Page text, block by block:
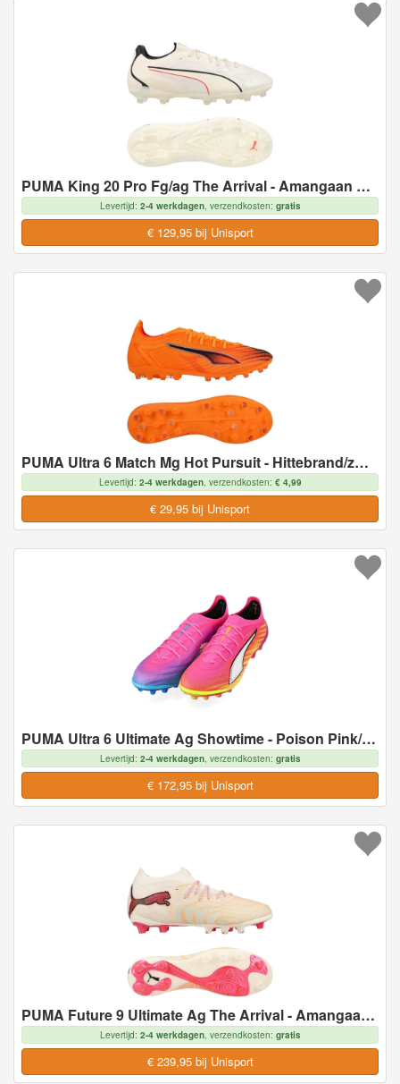
PUMA King 20 Pro Fg/ag The Arrival - Amangaan Met Suiker/zwart/ultra Red, maat 43
Levertijd: 2-4 werkdagen, verzendkosten: gratis
€ 129,95 bij Unisport
PUMA Ultra 6 Match Mg Hot Pursuit - Hittebrand/zwart/gloeiend Rood - Multi Ground (Mg), maat 43
Levertijd: 2-4 werkdagen, verzendkosten: € 4,99
€ 29,95 bij Unisport
PUMA Ultra 6 Ultimate Ag Showtime - Poison Pink/wit/sun Stream/blauw/zwart - Kunstgras (Ag), maat 43
Levertijd: 2-4 werkdagen, verzendkosten: gratis
€ 172,95 bij Unisport
PUMA Future 9 Ultimate Ag The Arrival - Amangaan Met Suiker/wit/ultra Red/zwart Dames - Kunstgras (Ag), maat 43
Levertijd: 2-4 werkdagen, verzendkosten: gratis
€ 239,95 bij Unisport